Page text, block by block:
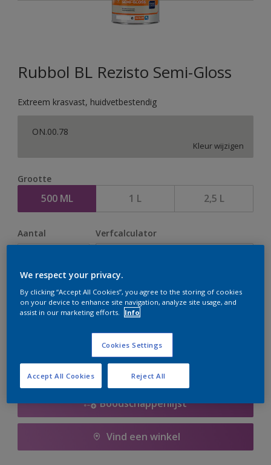
Rubbol BL Rezisto Semi-Gloss
Extreem krasvast, huidvetbestendig
ON.00.78
Kleur wijzigen
Grootte
500 ML 1 L 2,5 L
Aantal Verfcalculator
Op dit moment is het niet mogelijk dit product online
te bestellen. Houd de website in de gaten, we werken
Boodschappenlijst
Vind een winkel
We respect your privacy.
By clicking “Accept All Cookies”, you agree to the storing of cookies
on your device to enhance site navigation, analyze site usage, and
assist in our marketing efforts.
Info
Cookies Settings
Reject All
Accept All Cookies